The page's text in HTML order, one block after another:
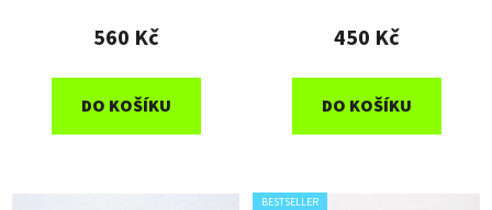
560 Kč
DO KOŠÍKU
450 Kč
DO KOŠÍKU
BESTSELLER